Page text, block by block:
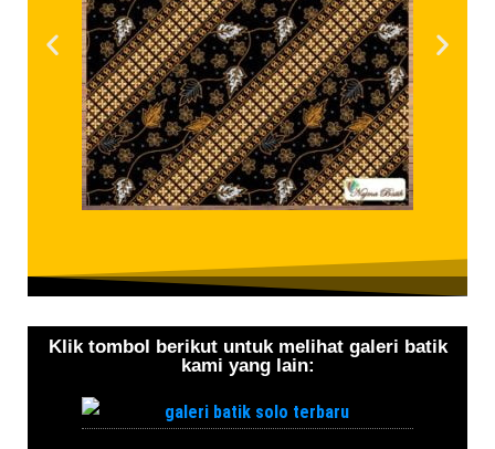
Klik tombol berikut untuk melihat galeri batik
kami yang lain: